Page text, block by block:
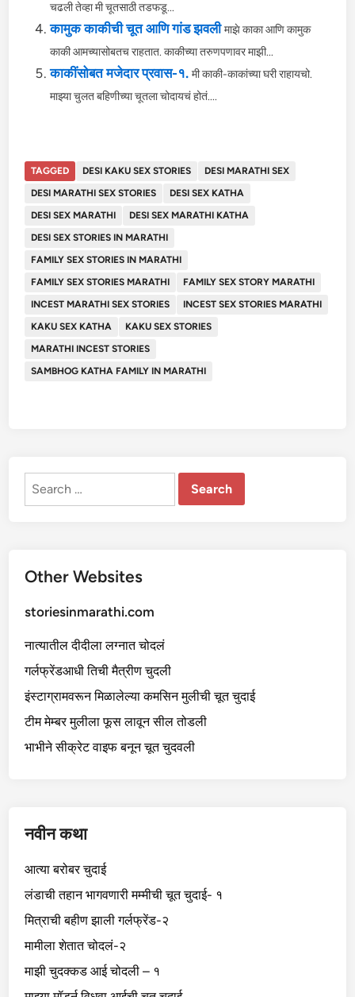
चढली तेव्हा मी चूतसाठी तडफडू...
कामुक काकीची चूत आणि गांड झवली माझे काका आणि कामुक
काकी आमच्यासोबतच राहतात. काकीच्या तरुणपणावर माझी...
काकींसोबत मजेदार प्रवास-१. मी काकी-काकांच्या घरी राहायचो.
माझ्या चुलत बहिणीच्या चूतला चोदायचं होतं....
TAGGED DESI KAKU SEX STORIES
DESI MARATHI SEX
DESI MARATHI SEX STORIES
DESI SEX KATHA
DESI SEX MARATHI
DESI SEX MARATHI KATHA
DESI SEX STORIES IN MARATHI
FAMILY SEX STORIES IN MARATHI
FAMILY SEX STORIES MARATHI
FAMILY SEX STORY MARATHI
INCEST MARATHI SEX STORIES
INCEST SEX STORIES MARATHI
KAKU SEX KATHA
KAKU SEX STORIES
MARATHI INCEST STORIES
SAMBHOG KATHA FAMILY IN MARATHI
Search
Other Websites
storiesinmarathi.com
नात्यातील दीदीला लग्नात चोदलं
गर्लफ्रेंडआधी तिची मैत्रीण चुदली
इंस्टाग्रामवरून मिळालेल्या कमसिन मुलीची चूत चुदाई
टीम मेम्बर मुलीला फूस लावून सील तोडली
भाभीने सीक्रेट वाइफ बनून चूत चुदवली
नवीन कथा
आत्या बरोबर चुदाई
लंडाची तहान भागवणारी मम्मीची चूत चुदाई- १
मित्राची बहीण झाली गर्लफ्रेंड-२
मामीला शेतात चोदलं-२
माझी चुदक्कड आई चोदली – १